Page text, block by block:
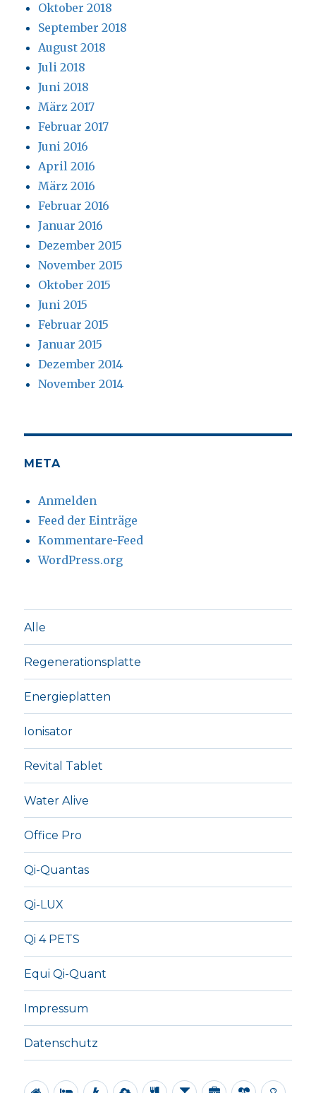
Oktober 2018
September 2018
August 2018
Juli 2018
Juni 2018
März 2017
Februar 2017
Juni 2016
April 2016
März 2016
Februar 2016
Januar 2016
Dezember 2015
November 2015
Oktober 2015
Juni 2015
Februar 2015
Januar 2015
Dezember 2014
November 2014
META
Anmelden
Feed der Einträge
Kommentare-Feed
WordPress.org
Alle
Regenerationsplatte
Energieplatten
Ionisator
Revital Tablet
Water Alive
Office Pro
Qi-Quantas
Qi-LUX
Qi 4 PETS
Equi Qi-Quant
Impressum
Datenschutz